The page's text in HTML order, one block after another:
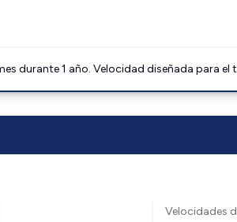
durante 1 año. Velocidad diseñada para
Velocidades